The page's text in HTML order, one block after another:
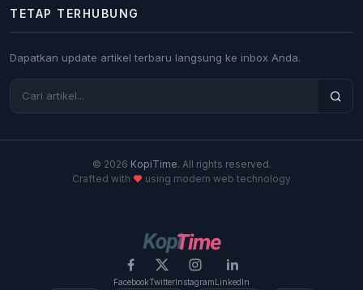
TETAP TERHUBUNG
Dapatkan update artikel terbaru langsung ke inbox Anda.
© 2026 KopiTime. All rights reserved.
Crafted with
using modern web technology
FacebookTwitterInstagramLinkedIn